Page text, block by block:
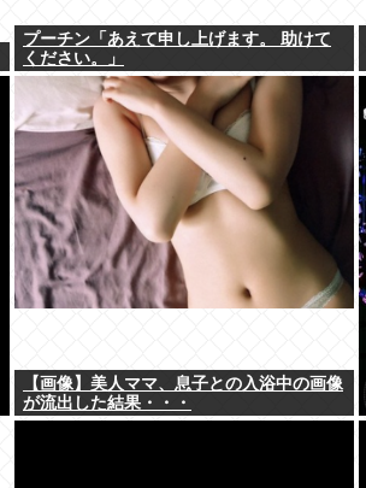
プーチン「あえて申し上げます。 助けて
ください。」
【画像】美人ママ、息子との入浴中の画像
が流出した結果・・・